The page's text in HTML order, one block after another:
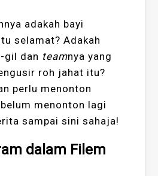
adakah bayi
selamat? Adakah
gil dan teamnya yang
roh jahat itu?
perlu menonton
menonton lagi
sampai sini sahaja!
dalam Filem